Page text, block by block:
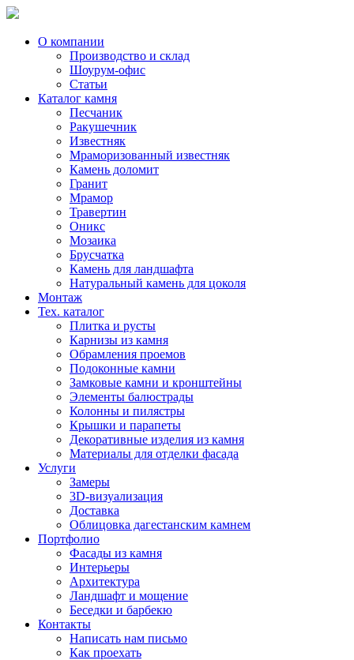
Skip
contentО компании
Производство и склад
Шоурум-офис
Статьи
Каталог камня
Песчаник
Ракушечник
Известняк
Мраморизованный известняк
Камень доломит
Гранит
Мрамор
Травертин
Оникс
Мозаика
Брусчатка
Камень для ландшафта
Натуральный камень для цоколя
Монтаж
Тех. каталог
Плитка и русты
Карнизы из камня
Обрамления проемов
Подоконные камни
Замковые камни и кронштейны
Элементы балюстрады
Колонны и пилястры
Крышки и парапеты
Декоративные изделия из камня
Материалы для отделки фасада
Услуги
Замеры
3D-визуализация
Доставка
Облицовка дагестанским камнем
Портфолио
Фасады из камня
Интерьеры
Архитектура
Ландшафт и мощение
Беседки и барбекю
Контакты
Написать нам письмо
Как проехать